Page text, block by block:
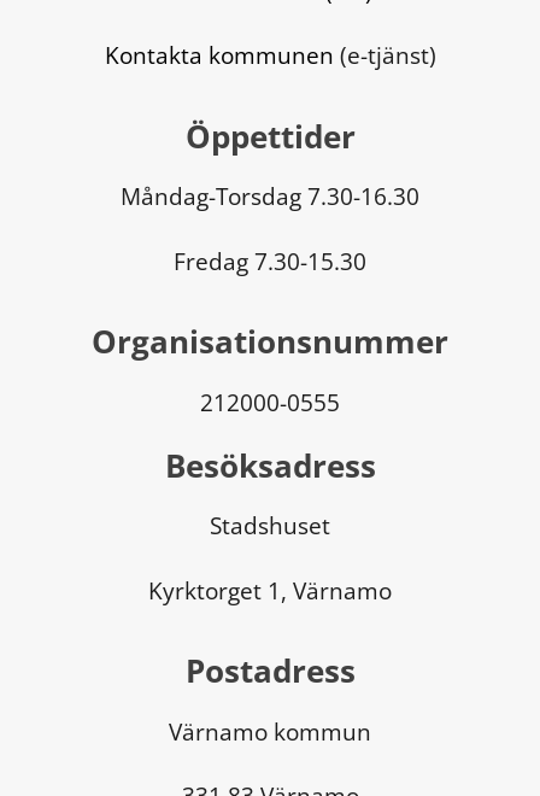
Kontakta kommunen (e-tjänst)
Öppettider
Måndag-Torsdag 7.30-16.30
Fredag 7.30-15.30
Organisationsnummer
212000-0555
Besöksadress
Stadshuset
Kyrktorget 1, Värnamo
Postadress
Värnamo kommun